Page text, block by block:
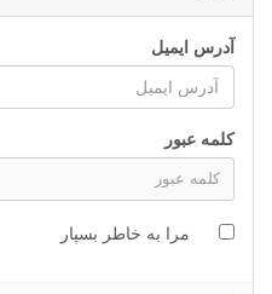
آدرس ایمیل
کلمه عبور
مرا به خاطر بسپار